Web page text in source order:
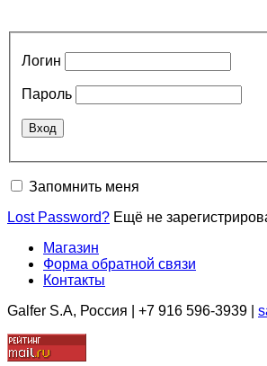
Логин
Пароль
Запомнить меня
Lost Password? Ещё не
Магазин
Форма обратной связи
Контакты
Galfer S.A, Россия | +7 916 596-3939 |